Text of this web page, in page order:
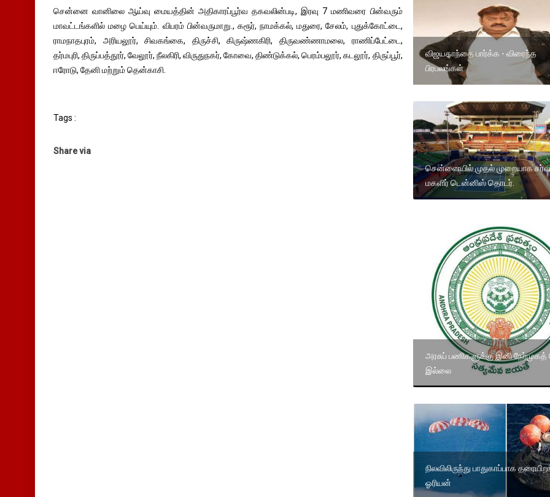
சென்னை வானிலை ஆய்வு மையத்தின் அதிகாரப்பூர்வ தகவலின்படி, இரவு 7 மணிவரை பின்வரும்
மாவட்டங்களில் மழை பெய்யும். விபரம் பின்வருமாறு., கரூர், நாமக்கல், மதுரை, சேலம், புதுக்கோட்டை,
ராமநாதபுரம், அரியலூர், சிவகங்கை, திருச்சி, கிருஷ்ணகிரி, திருவண்ணாமலை, ராணிப்பேட்டை,
தர்மபுரி, திருப்பத்தூர், வேலூர், நீலகிரி, விருதுநகர், கோவை, திண்டுக்கல், பெரம்பலூர், கடலூர், திருப்பூர்,
ஈரோடு, தேனி மற்றும் தென்காசி.
Tags :
Share via
விஜயகாந்தை பார்க்க - விரைந்த
பிரபலங்கள்
சென்னையில் முதல் முறையாக
மகளிர் டென்னிஸ் தொடர்.
அரசுப் பணிகளுக்கு இனி நேர்முகத்
இல்லை
நிலவிலிருந்து பாதுகாப்பாக
ஓரியன்